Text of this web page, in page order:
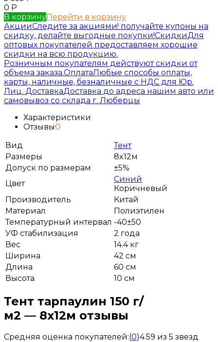
0 Р
В корзинуПерейти в корзину
АкцииСледите за акциями! получайте купоны на
скидку, делайте выгодные покупки!СкидкиДля
оптовых покупателей предоставляем хорошие
скидки на всю продукцию.
Розничным покупателям действуют скидки от
объема заказа.ОплатаЛюбые способы оплаты,
карты, наличные, безналичные с НДС для Юр.
Лиц. ДоставкаДоставка до адреса нашим авто или
самовывоз со склада г. Люберцы
Характеристики
Отзывы0
Вид
Тент
Размеры
8x12м
Допуск по размерам
±5%
Цвет
Синий
Коричневый
Производитель
Китай
Материал
Полиэтилен
Температурный интервал -40±50
УФ стабилизация
2 года
Вес
14.4 кг
Ширина
42 см
Длина
60 см
Высота
10 см
Тент тарпаулин 150 г/
м2 — 8x12м отзывы
Средняя оценка покупателей:(0)4.59 из 5 звезд